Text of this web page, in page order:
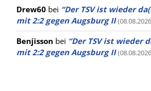
Drew60 bei “Der TSV ist wieder
mit 2:2 gegen Augsburg II
Benjisson bei “Der TSV ist wieder
mit 2:2 gegen Augsburg II